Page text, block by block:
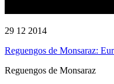
29 12 2014
Reguengos de Monsaraz:
Reguengos de Monsaraz